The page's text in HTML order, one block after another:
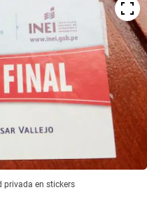
privada en stickers